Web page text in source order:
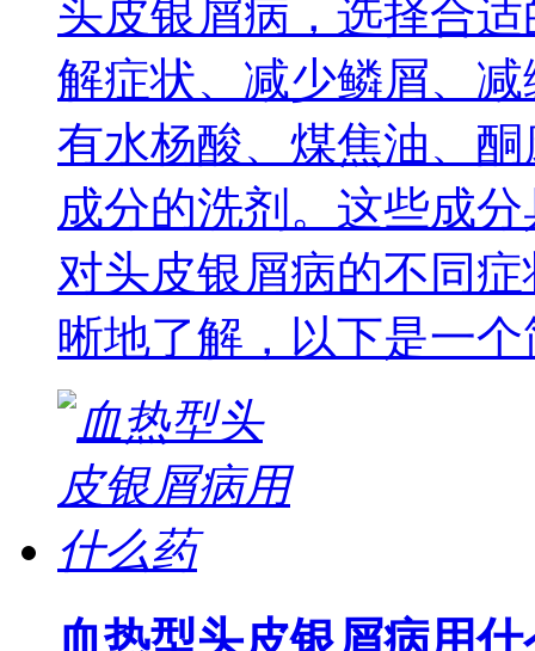
头皮银屑病，选择合
解症状、减少鳞屑、
有水杨酸、煤焦油、
成分的洗剂。这些成
对头皮银屑病的不同
晰地了解，以下是一
血热型头皮银屑病用什